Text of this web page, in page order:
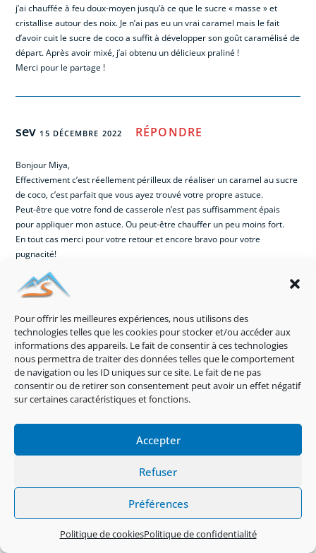
Pour offrir les meilleures expériences, nous utilisons des
technologies telles que les cookies pour stocker et/ou accéder aux
informations des appareils. Le fait de consentir à ces technologies
nous permettra de traiter des données telles que le comportement
de navigation ou les ID uniques sur ce site. Le fait de ne pas
consentir ou de retirer son consentement peut avoir un effet négatif
sur certaines caractéristiques et fonctions.
Accepter
Refuser
Préférences
Politique de cookiesPolitique de confidentialité
j’ai chauffée à feu doux-moyen jusqu’à ce que le sucre « masse » et
cristallise autour des noix. Je n’ai pas eu un vrai caramel mais le fait
d’avoir cuit le sucre de coco a suffit à développer son goût caramélisé de
départ. Après avoir mixé, j’ai obtenu un délicieux praliné !
Merci pour le partage !
sev 15 DÉCEMBRE 2022 RÉPONDRE
Bonjour Miya,
Effectivement c’est réellement périlleux de réaliser un caramel au sucre
de coco, c’est parfait que vous ayez trouvé votre propre astuce.
Peut-être que votre fond de casserole n’est pas suffisamment épais
pour appliquer mon astuce. Ou peut-être chauffer un peu moins fort.
En tout cas merci pour votre retour et encore bravo pour votre
pugnacité!
Laisser un commentaire